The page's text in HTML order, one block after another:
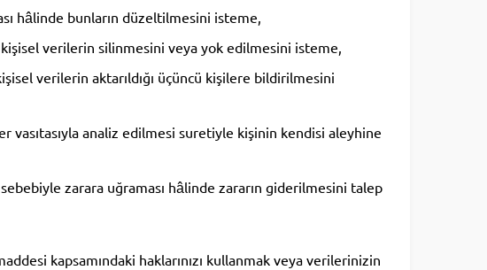
hâlinde bunların düzeltilmesini isteme,
verilerin silinmesini veya yok edilmesini isteme,
verilerin aktarıldığı üçüncü kişilere bildirilmesini
vasıtasıyla analiz edilmesi suretiyle kişinin kendisi aleyhine
zarara uğraması hâlinde zararın giderilmesini talep
kapsamındaki haklarınızı kullanmak veya verilerinizin